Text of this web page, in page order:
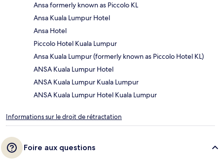
Ansa formerly known as Piccolo KL
Ansa Kuala Lumpur Hotel
Ansa Hotel
Piccolo Hotel Kuala Lumpur
Ansa Kuala Lumpur (formerly known as Piccolo Hotel KL)
ANSA Kuala Lumpur Hotel
ANSA Kuala Lumpur Kuala Lumpur
ANSA Kuala Lumpur Hotel Kuala Lumpur
Informations sur le droit de rétractation
Foire aux questions